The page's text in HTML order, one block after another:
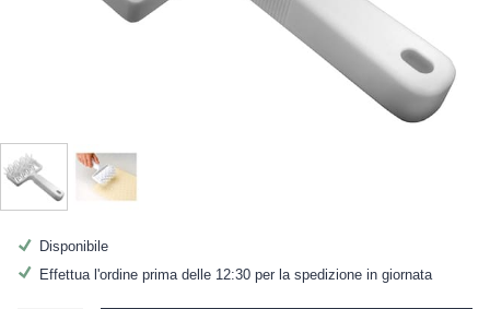
Disponibile
Effettua l'ordine prima delle 12:30 per la spedizione in giornata